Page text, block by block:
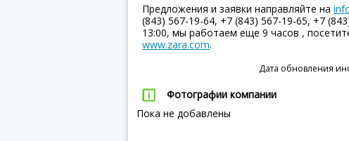
Предложения и заявки направляйте на
(843) 567-19-64, +7 (843) 567-19-65, +7
13:00, мы работаем еще 9 часов ,
www.zara.com.
Дата обновления
Фотографии компании
Пока не добавлены